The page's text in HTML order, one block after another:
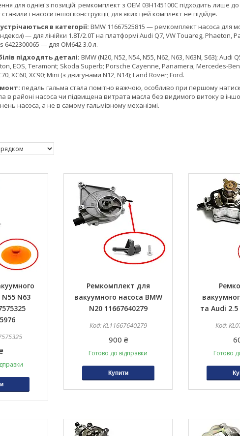
для однієї з позицій: ремкомплект з OEM 03H145100C підходить лише
і насоси іншої конструкції, для яких цей комплект не підійде.
в категорії: BMW 11667525815 — ремкомплект насоса для
індекси) — для лінійки 1.8T/2.0T на платформі Audi Q7, VW Touareg,
6422300065 — для OM642 3.0 л.
підходять деталі: BMW (N20, N52, N54, N55, N62, N63, N63N, S63);
EOS, Teramont; Skoda Superb; Porsche Cayenne, Panamera; Mercedes-
XC60, XC90; Mini (з двигунами N12, N14); Land Rover; Ford.
педаль гальма стала помітно важчою, особливо при першому
в районі насоса чи підвищена витрата масла без видимого витоку в
насоса, а не в самому гальмівному механізмі.
N55 N63
Ремкомплект для
вакуумного насоса BMW
N20 11667640279
KL11667640279
900 ₴
Готово до відправки
Купити
та Audi 2.5
Готово